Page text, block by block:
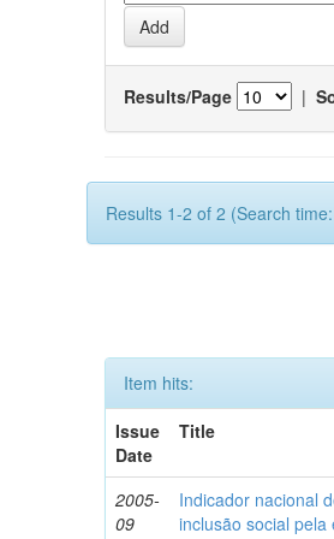
Results/Page |
Results 1-2 of 2 (Search
Item hits:
Issue
Date
Title
2005-
09
Indicador nacional
inclusão social